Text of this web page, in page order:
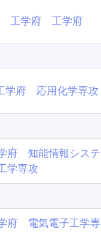
工学府 工学府
学府 応用化学専攻
府 知能情報システ
学専攻
府 電気電子工学専